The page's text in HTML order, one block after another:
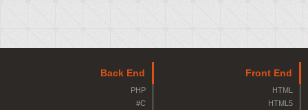
Front End
HTML
HTML5
Back End
PHP
C#